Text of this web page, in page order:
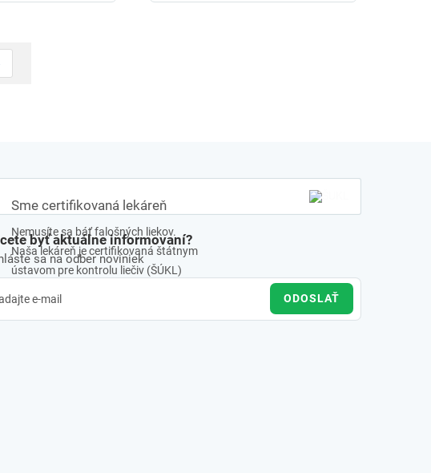
Sme certifikovaná lekáreň
Nemusíte sa báť falošných liekov.
Naša lekáreň je certifikovaná štátnym
ústavom pre kontrolu liečiv (ŠÚKL)
byť aktuálne informovaní?
sa na odber noviniek
ODOSLAŤ